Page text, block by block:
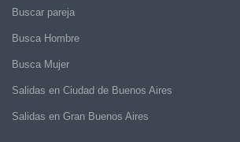
Buscar pareja
Busca Hombre
Busca Mujer
Salidas en Ciudad de Buenos Aires
Salidas en Gran Buenos Aires